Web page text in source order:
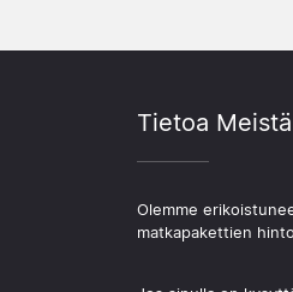
Tietoa Meistä
Olemme
matkapakettien